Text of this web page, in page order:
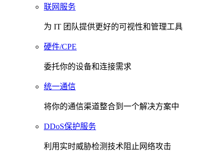
联网服务
为 IT 团队提供更好的可视性和管理工具
硬件/CPE
委托你的设备和连接需求
统一通信
将你的通信渠道整合到一个解决方案中
DDoS保护服务
利用实时威胁检测技术阻止网络攻击